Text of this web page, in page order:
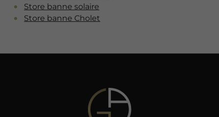
Store banne solaire
Store banne Cholet